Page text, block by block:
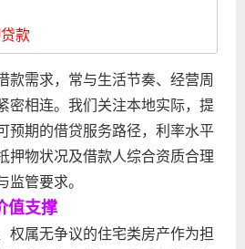
款
款需求，常与生活节奏、经营周
密相连。我们关注本地实际，提
预期的借贷服务路径，利率水平
押物状况及借款人综合资质合理
监管要求。
值支撑
权属无争议的住宅类房产作为担